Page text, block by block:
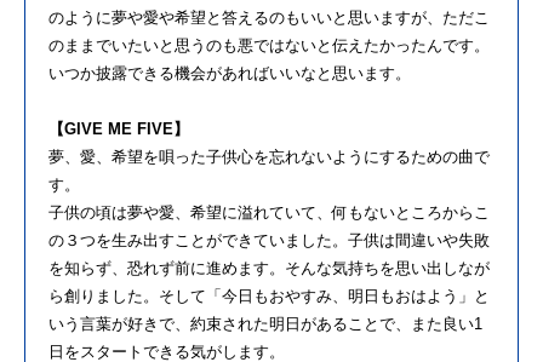
のように夢や愛や希望と答えるのもいいと思いますが、ただこ
のままでいたいと思うのも悪ではないと伝えたかったんです。
いつか披露できる機会があればいいなと思います。
【GIVE ME FIVE】
夢、愛、希望を唄った⼦供⼼を忘れないようにするための曲で
す。
⼦供の頃は夢や愛、希望に溢れていて、何もないところからこ
の３つを⽣み出すことができていました。⼦供は間違いや失敗
を知らず、恐れず前に進めます。そんな気持ちを思い出しなが
ら創りました。そして「今⽇もおやすみ、明⽇もおはよう」と
いう⾔葉が好きで、約束された明⽇があることで、また良い1
⽇をスタートできる気がします。